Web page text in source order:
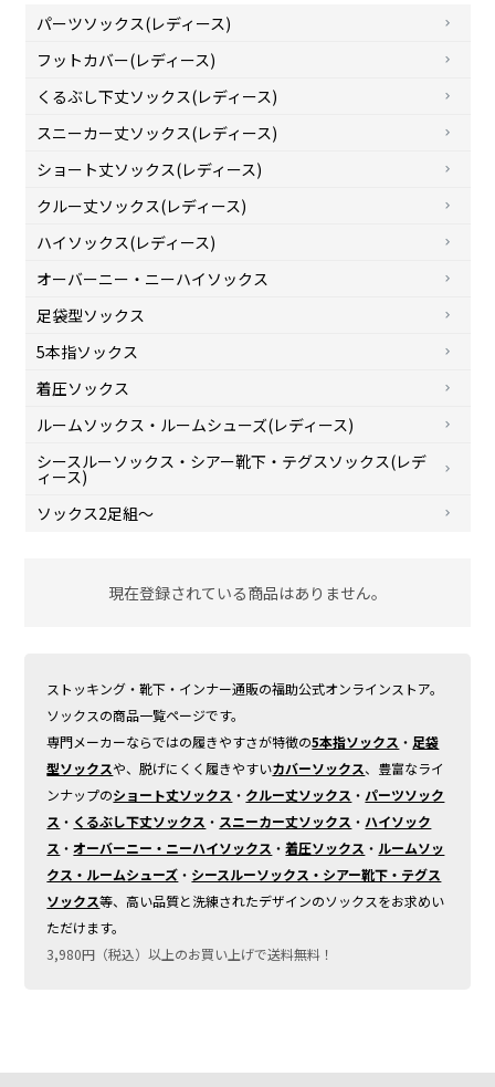
パーツソックス(レディース)
フットカバー(レディース)
くるぶし下丈ソックス(レディース)
スニーカー丈ソックス(レディース)
ショート丈ソックス(レディース)
クルー丈ソックス(レディース)
ハイソックス(レディース)
オーバーニー・ニーハイソックス
足袋型ソックス
5本指ソックス
着圧ソックス
ルームソックス・ルームシューズ(レディース)
シースルーソックス・シアー靴下・テグスソックス(レデ
ィース)
ソックス2足組～
現在登録されている商品はありません。
ストッキング・靴下・インナー通販の福助公式オンラインストア。
ソックスの商品一覧ページです。
専門メーカーならではの履きやすさが特徴の5本指ソックス ・ 足袋
型ソックスや、脱げにくく履きやすいカバーソックス、豊富なライ
ンナップのショート丈ソックス ・ クルー丈ソックス ・ パーツソック
ス ・ くるぶし下丈ソックス ・ スニーカー丈ソックス ・ ハイソック
ス ・オーバーニー・ニーハイソックス ・着圧ソックス ・ ルームソッ
クス・ルームシューズ ・ シースルーソックス・シアー靴下・テグス
ソックス等、高い品質と洗練されたデザインのソックスをお求めい
ただけます。
3,980円（税込）以上のお買い上げで送料無料！